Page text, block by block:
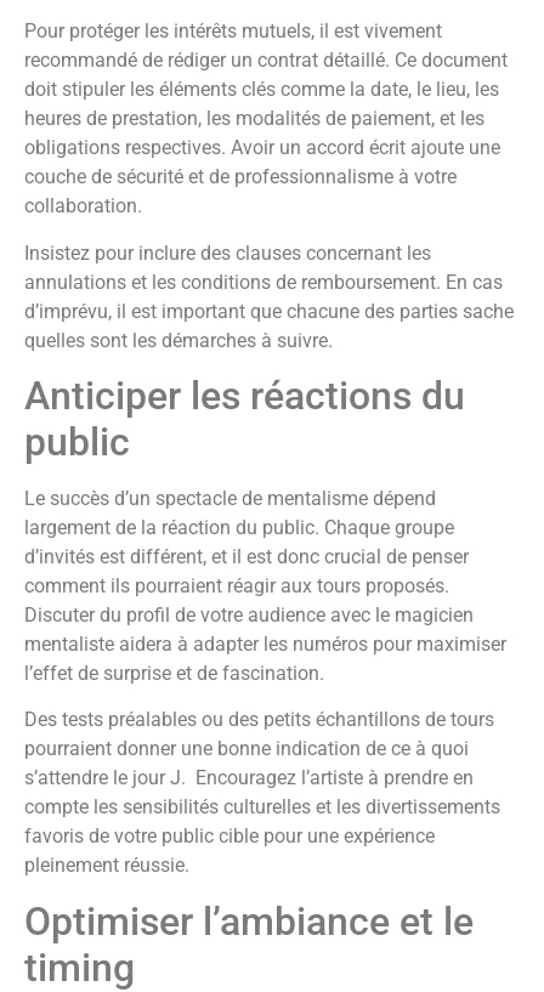
Pour protéger les intérêts mutuels, il est vivement
recommandé de rédiger un contrat détaillé. Ce document
doit stipuler les éléments clés comme la date, le lieu, les
heures de prestation, les modalités de paiement, et les
obligations respectives. Avoir un accord écrit ajoute une
couche de sécurité et de professionnalisme à votre
collaboration.
Insistez pour inclure des clauses concernant les
annulations et les conditions de remboursement. En cas
d’imprévu, il est important que chacune des parties sache
quelles sont les démarches à suivre.
Anticiper les réactions du
public
Le succès d’un spectacle de mentalisme dépend
largement de la réaction du public. Chaque groupe
d’invités est différent, et il est donc crucial de penser
comment ils pourraient réagir aux tours proposés.
Discuter du profil de votre audience avec le magicien
mentaliste aidera à adapter les numéros pour maximiser
l’effet de surprise et de fascination.
Des tests préalables ou des petits échantillons de tours
pourraient donner une bonne indication de ce à quoi
s’attendre le jour J. Encouragez l’artiste à prendre en
compte les sensibilités culturelles et les divertissements
favoris de votre public cible pour une expérience
pleinement réussie.
Optimiser l’ambiance et le
timing